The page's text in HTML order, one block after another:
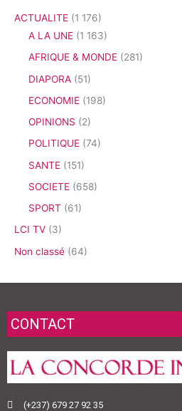
ACTUALITE (1 176)
A LA UNE (1 163)
AFRIQUE & MONDE (281)
DIAPORA (51)
ECONOMIE (198)
OPINIONS (2)
POLITIQUE (74)
SANTE (151)
SOCIETE (658)
SPORT (61)
LCI TV (3)
Non classé (64)
CONTACT
(+237) 679 27 92 35